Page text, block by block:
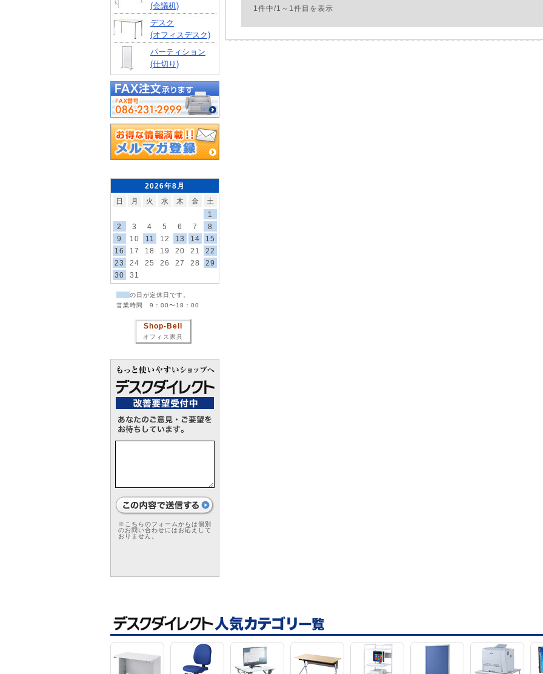
(会議机)
デスク
(オフィスデスク)
パーティション
(仕切り)
2026年8月
日
月 火 水 木 金
土
1
2
3 4 5 6 7
8
9
10 11 12 13 14
15
16
17 18 19 20 21
22
23
24 25 26 27 28
29
30
31
の日が定休日です。
営業時間 9：00〜18：00
Shop-Bell
オフィス家具
※こちらのフォームからは個別
のお問い合わせにはお応えして
おりません。
1件中/1～1件目を表示